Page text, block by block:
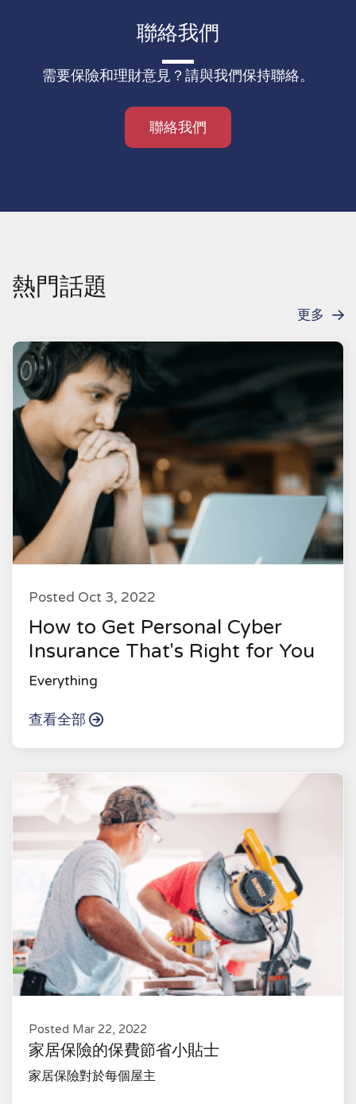
聯絡我們
需要保險和理財意見？請與我們保持聯絡。
聯絡我們
熱門話題
更多
Posted Oct 3, 2022
How to Get Personal Cyber
Insurance That's Right for You
Everything
查看全部
Posted Mar 22, 2022
家居保險的保費節省小貼士
家居保險對於每個屋主